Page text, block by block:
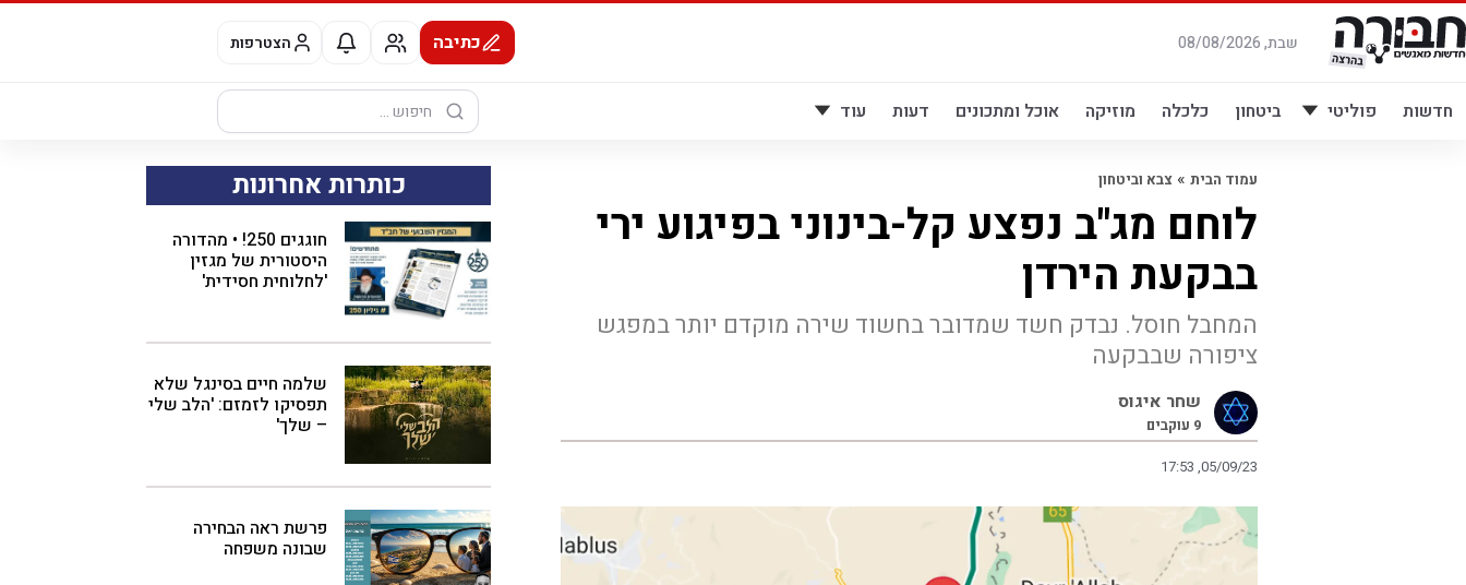
דלג
לתוכן
שבת, 08/08/2026 כתיבה הצטרפות
חדשות פוליטי ביטחון כלכלה מוזיקה אוכל ומתכונים דעות עוד
חיפוש:
עמוד הבית » צבא וביטחון
לוחם מג"ב נפצע קל-בינוני בפיגוע ירי
בבקעת הירדן
המחבל חוסל. נבדק חשד שמדובר בחשוד שירה מוקדם יותר במפגש
ציפורה שבבקעה
שחר איגוס
9 עוקבים
17:53 ,05/09/23
כותרות אחרונות
חוגגים 250! • מהדורה
היסטורית של מגזין
'לחלוחית חסידית'
שלמה חיים בסינגל שלא
תפסיקו לזמזם: 'הלב שלי
– שלך'
פרשת ראה הבחירה
שבונה משפחה